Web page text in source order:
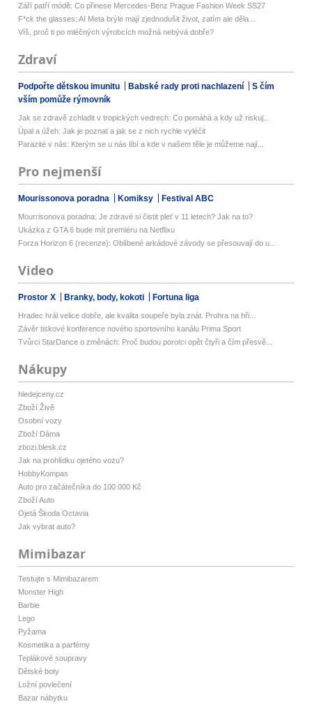
Září patří módě: Co přinese Mercedes-Benz Prague Fashion Week SS27
F*ck the glasses: AI Meta brýle mají zjednodušit život, zatím ale děla...
Víš, proč ti po mléčných výrobcích možná nebývá dobře?
Zdraví
Podpořte dětskou imunitu Babské rady proti nachlazení
S čím
vším pomůže rýmovník
Jak se zdravě zchladit v tropických vedrech: Co pomáhá a kdy už riskuj...
Úpal a úžeh: Jak je poznat a jak se z nich rychle vyléčit
Parazité v nás: Kterým se u nás líbí a kde v našem těle je můžeme nají...
Pro nejmenší
Mourissonova poradna Komiksy Festival ABC
Mourrisonova poradna: Je zdravé si čistit pleť v 11 letech? Jak na to?
Ukázka z GTA 6 bude mít premiéru na Netflixu
Forza Horizon 6 (recenze): Oblíbené arkádové závody se přesouvají do u...
Video
Prostor X Branky, body, kokoti Fortuna liga
Hradec hrál velice dobře, ale kvalita soupeře byla znát. Prohra na hři...
Závěr tiskové konference nového sportovního kanálu Prima Sport
Tvůrci StarDance o změnách: Proč budou porotci opět čtyři a čím přesvě...
Nákupy
hledejceny.cz
Zboží Živě
Osobní vozy
Zboží Dáma
zbozi.blesk.cz
Jak na prohlídku ojetého vozu?
HobbyKompas
Auto pro začátečníka do 100 000 Kč
Zboží Auto
Ojetá Škoda Octavia
Jak vybrat auto?
Mimibazar
Testujte s Mimibazarem
Monster High
Barbie
Lego
Pyžama
Kosmetika a parfémy
Teplákové soupravy
Dětské boty
Ložní povlečení
Bazar nábytku